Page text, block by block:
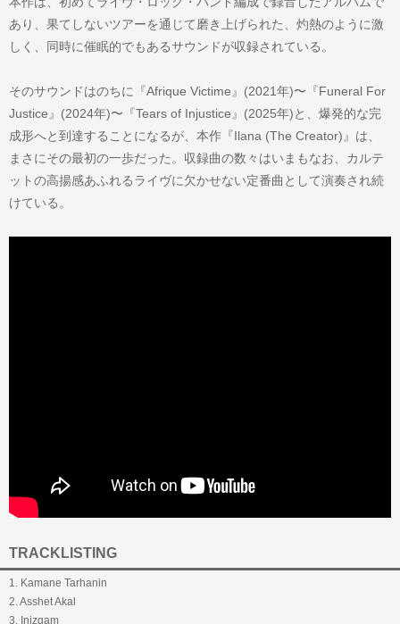
あり、果てしないツアーを通じて磨き上げられた、灼熱のように激
しく、同時に催眠的でもあるサウンドが収録されている。
そのサウンドはのちに『Afrique Victime』(2021年)〜『Funeral For
Justice』(2024年)〜『Tears of Injustice』(2025年)と、爆発的な完
成形へと到達することになるが、本作『Ilana (The Creator)』は、
まさにその最初の一歩だった。収録曲の数々はいまもなお、カルテ
ットの高揚感あふれるライヴに欠かせない定番曲として演奏され続
けている。
TRACKLISTING
1. Kamane Tarhanin
2. Asshet Akal
3. Inizgam